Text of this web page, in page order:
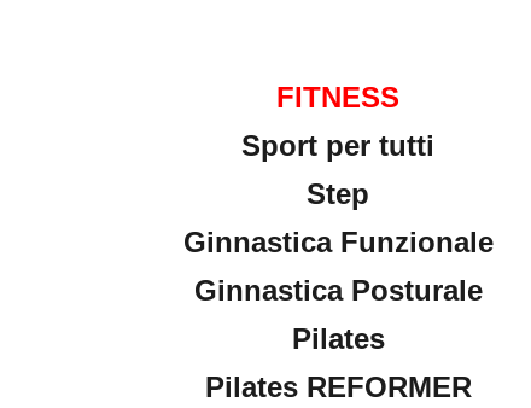
FITNESS
Sport per tutti
Step
Ginnastica Funzionale
Ginnastica Posturale
Pilates
Pilates REFORMER